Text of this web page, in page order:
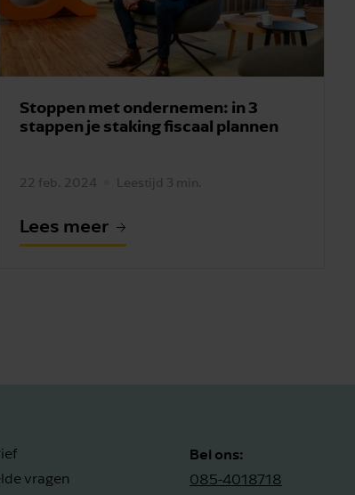
Stoppen met ondernemen: in 3
stappen je staking fiscaal plannen
22 feb. 2024 Leestijd 3 min.
Lees meer
vragen
Bel ons:
085-4018718